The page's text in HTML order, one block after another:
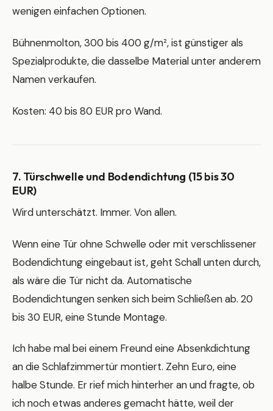
wenigen einfachen Optionen.
Bühnenmolton, 300 bis 400 g/m², ist günstiger als
Spezialprodukte, die dasselbe Material unter anderem
Namen verkaufen.
Kosten: 40 bis 80 EUR pro Wand.
7. Türschwelle und Bodendichtung (15 bis 30
EUR)
Wird unterschätzt. Immer. Von allen.
Wenn eine Tür ohne Schwelle oder mit verschlissener
Bodendichtung eingebaut ist, geht Schall unten durch,
als wäre die Tür nicht da. Automatische
Bodendichtungen senken sich beim Schließen ab. 20
bis 30 EUR, eine Stunde Montage.
Ich habe mal bei einem Freund eine Absenkdichtung
an die Schlafzimmertür montiert. Zehn Euro, eine
halbe Stunde. Er rief mich hinterher an und fragte, ob
ich noch etwas anderes gemacht hätte, weil der